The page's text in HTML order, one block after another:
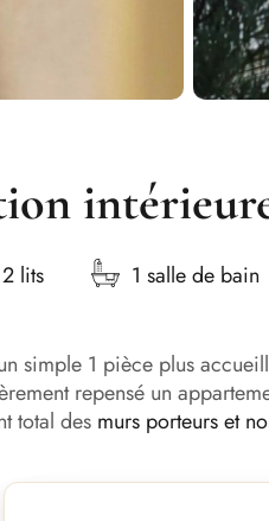
2 lits 1 salle de bain
simple 1 pièce plus
repensé un
total des murs porteurs et